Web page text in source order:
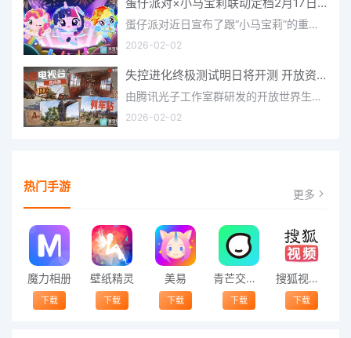
蛋仔派对×小马宝莉联动定档2月17日 联动外观将登场
蛋仔派对近日宣布了跟“小马宝莉”的重磅联动！并且时间定档在了2月17日，此次联动将会上新很多外观，各种小马宝
2026-02-02
失控进化终极测试明日将开测 开放资格预下载已开启
由腾讯光子工作室群研发的开放世界生存进化手游《失控进化》宣布，终极测试将于明日正式开启，目前测试资格预下
2026-02-02
热门手游 更多
魔力相册
下载
壁纸精灵
下载
美易
下载
青芒交友软件官方版2021 v1.3
下载
搜狐视频app免费送会员下载安装到手机 v8.8.5
下载